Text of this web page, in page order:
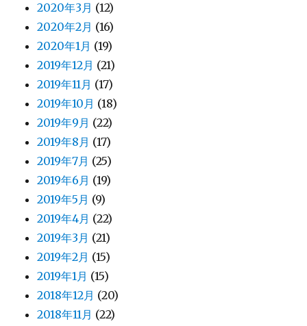
2020年3月 (12)
2020年2月 (16)
2020年1月 (19)
2019年12月 (21)
2019年11月 (17)
2019年10月 (18)
2019年9月 (22)
2019年8月 (17)
2019年7月 (25)
2019年6月 (19)
2019年5月 (9)
2019年4月 (22)
2019年3月 (21)
2019年2月 (15)
2019年1月 (15)
2018年12月 (20)
2018年11月 (22)